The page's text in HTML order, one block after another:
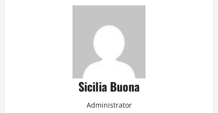
Sicilia Buona
Administrator